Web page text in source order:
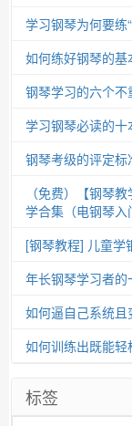
学习钢琴为何要练
如何练好钢琴的基
钢琴学习的六个不
学习钢琴必读的十
钢琴考级的评定标
（免费）【钢琴
学合集（电钢琴入
[钢琴教程] 儿童学
年长钢琴学习者的
如何逼自己系统且
如何训练出既能
标签